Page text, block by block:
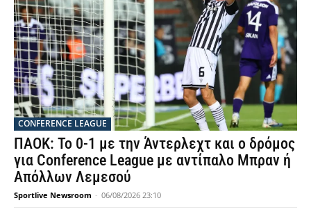
CONFERENCE LEAGUE
ΠΑΟΚ: Το 0-1 με την Άντερλεχτ και ο δρόμος
για Conference League με αντίπαλο Μπραν ή
Απόλλων Λεμεσού
Sportlive Newsroom - 06/08/2026 23:10